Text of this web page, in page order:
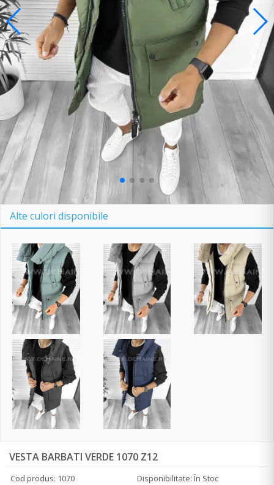
Alte culori disponibile
VESTA BARBATI VERDE 1070 Z12
Cod produs: 1070 Disponibilitate: În Stoc